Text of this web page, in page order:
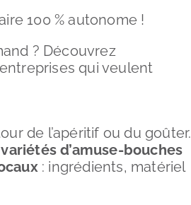
100 % autonome !
? Découvrez
qui veulent
de l’apéritif ou du goûter.
variétés d’amuse-bouches
: ingrédients, matériel